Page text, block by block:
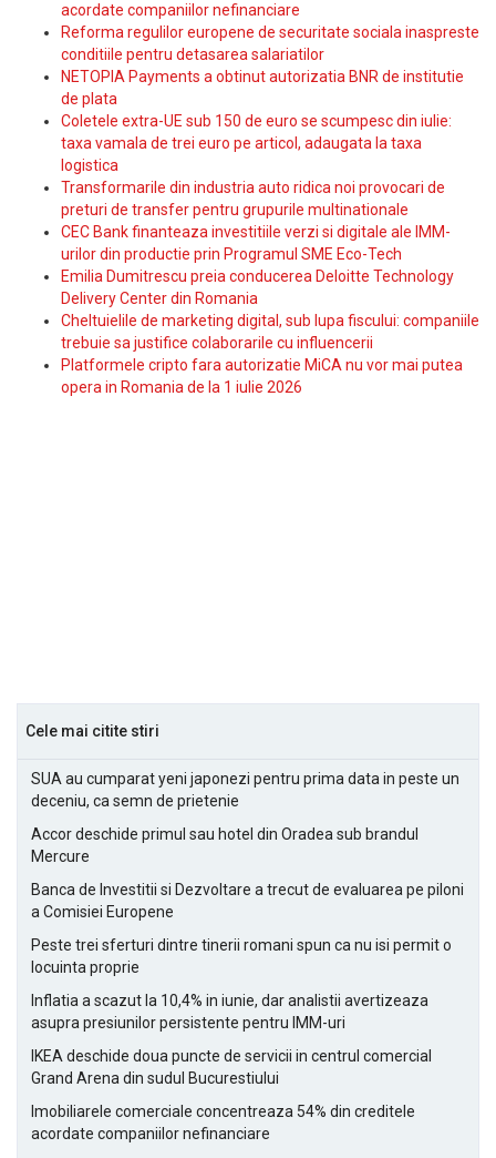
acordate companiilor nefinanciare
Reforma regulilor europene de securitate sociala inaspreste
conditiile pentru detasarea salariatilor
NETOPIA Payments a obtinut autorizatia BNR de institutie
de plata
Coletele extra-UE sub 150 de euro se scumpesc din iulie:
taxa vamala de trei euro pe articol, adaugata la taxa
logistica
Transformarile din industria auto ridica noi provocari de
preturi de transfer pentru grupurile multinationale
CEC Bank finanteaza investitiile verzi si digitale ale IMM-
urilor din productie prin Programul SME Eco-Tech
Emilia Dumitrescu preia conducerea Deloitte Technology
Delivery Center din Romania
Cheltuielile de marketing digital, sub lupa fiscului: companiile
trebuie sa justifice colaborarile cu influencerii
Platformele cripto fara autorizatie MiCA nu vor mai putea
opera in Romania de la 1 iulie 2026
Cele mai citite stiri
SUA au cumparat yeni japonezi pentru prima data in peste un
deceniu, ca semn de prietenie
Accor deschide primul sau hotel din Oradea sub brandul
Mercure
Banca de Investitii si Dezvoltare a trecut de evaluarea pe piloni
a Comisiei Europene
Peste trei sferturi dintre tinerii romani spun ca nu isi permit o
locuinta proprie
Inflatia a scazut la 10,4% in iunie, dar analistii avertizeaza
asupra presiunilor persistente pentru IMM-uri
IKEA deschide doua puncte de servicii in centrul comercial
Grand Arena din sudul Bucurestiului
Imobiliarele comerciale concentreaza 54% din creditele
acordate companiilor nefinanciare